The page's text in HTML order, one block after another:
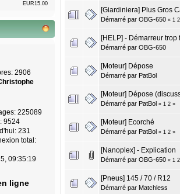
EUR15.00
2906
225089
9524
231
total:
09:35:19
ligne
[Giardiniera] Plus Gros
Démarré par OBG-650 « 1 2
[HELP] - Démarreur
Démarré par OBG-650
[Moteur] Dépose
Démarré par PatBol
[Moteur] Dépose
Démarré par PatBol « 1 2 »
[Moteur] Ecorché
Démarré par PatBol « 1 2 »
[Nanoplex] - Explication
Démarré par OBG-650 « 1 2
[Pneus] 145 / 70 / R12
Démarré par Matchless